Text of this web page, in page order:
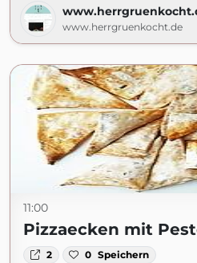
www.herrgruenkocht.de
11:00
Pizzaecken mit
2 0 Speichern